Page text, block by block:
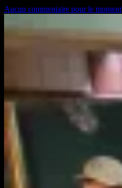
Aucun commentaire pour le moment